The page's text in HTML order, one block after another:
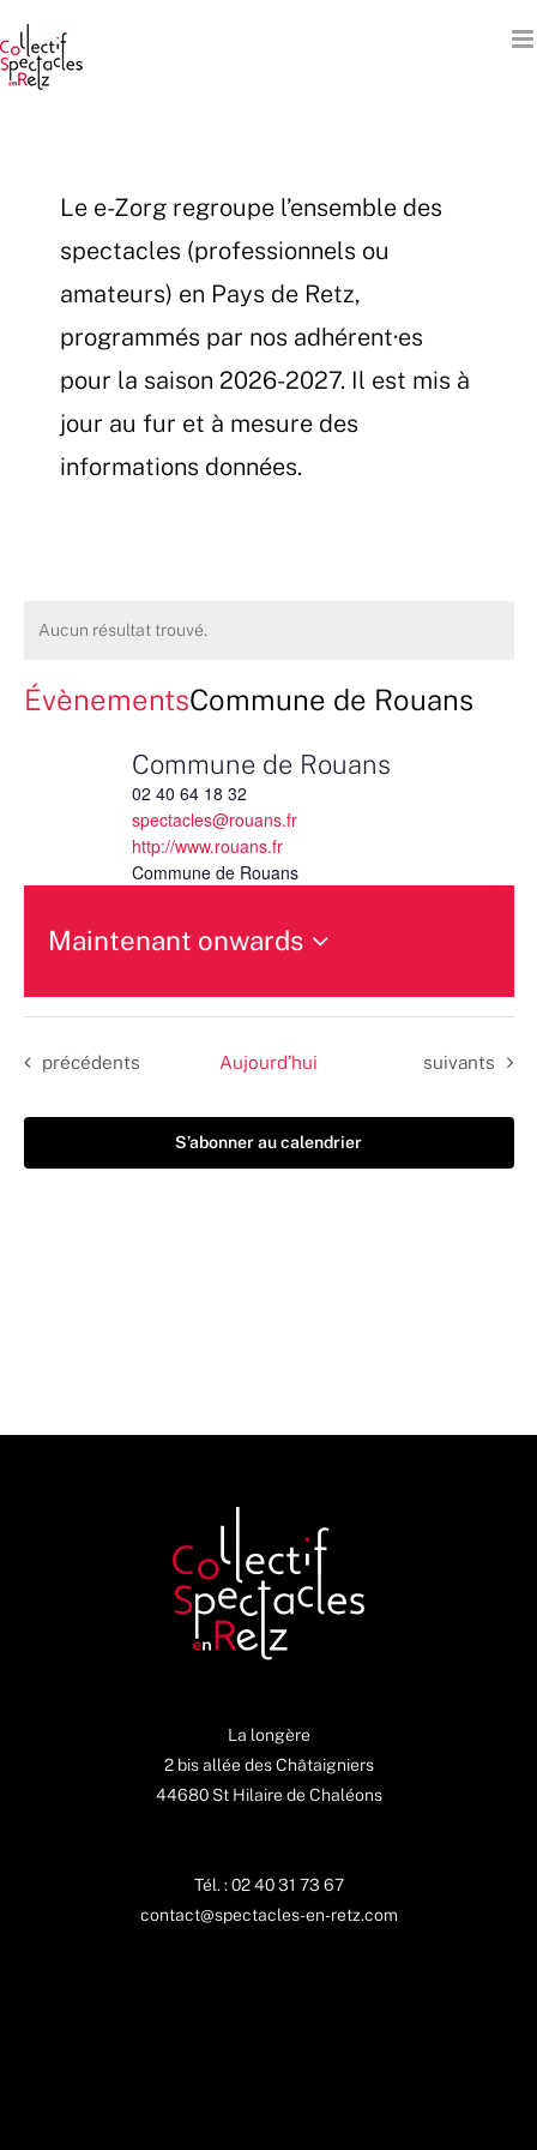
au
contenu
Le e-Zorg regroupe l’ensemble des
spectacles (professionnels ou
amateurs) en Pays de Retz,
programmés par nos adhérent·es
pour la saison 2026-2027. Il est mis à
jour au fur et à mesure des
informations données.
Aucun résultat trouvé.
ÉvènementsCommune de Rouans
Commune de Rouans
02 40 64 18 32
spectacles@rouans.fr
http://www.rouans.fr
Commune de Rouans
Maintenant onwards
une
date.
Évènements
précédents Aujourd’hui Évènements
suivants
S’abonner au calendrier
La longère
2 bis allée des Châtaigniers
44680 St Hilaire de Chaléons
Tél. : 02 40 31 73 67
contact@spectacles-en-retz.com